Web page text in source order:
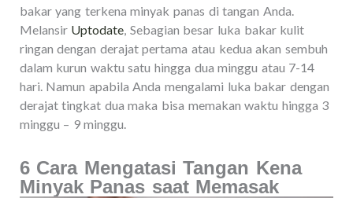
bakar yang terkena minyak panas di tangan Anda.
Melansir Uptodate , Sebagian besar luka bakar kulit
ringan dengan derajat pertama atau kedua akan sembuh
dalam kurun waktu satu hingga dua minggu atau 7-14
hari. Namun apabila Anda mengalami luka bakar dengan
derajat tingkat dua maka bisa memakan waktu hingga 3
minggu – 9 minggu.
6 Cara Mengatasi Tangan Kena
Minyak Panas saat Memasak